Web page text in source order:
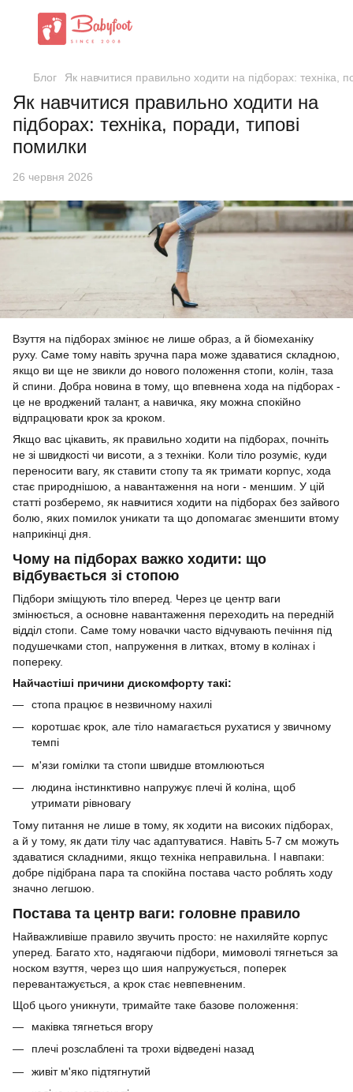
Блог Як навчитися правильно ходити на підборах: техніка,
Як навчитися правильно ходити на
підборах: техніка, поради, типові
помилки
26 червня 2026
Взуття на підборах змінює не лише образ, а й біомеханіку
руху. Саме тому навіть зручна пара може здаватися складною,
якщо ви ще не звикли до нового положення стопи, колін, таза
й спини. Добра новина в тому, що впевнена хода на підборах -
це не вроджений талант, а навичка, яку можна спокійно
відпрацювати крок за кроком.
Якщо вас цікавить, як правильно ходити на підборах, почніть
не зі швидкості чи висоти, а з техніки. Коли тіло розуміє, куди
переносити вагу, як ставити стопу та як тримати корпус, хода
стає природнішою, а навантаження на ноги - меншим. У цій
статті розберемо, як навчитися ходити на підборах без зайвого
болю, яких помилок уникати та що допомагає зменшити втому
наприкінці дня.
Чому на підборах важко ходити: що
відбувається зі стопою
Підбори зміщують тіло вперед. Через це центр ваги
змінюється, а основне навантаження переходить на передній
відділ стопи. Саме тому новачки часто відчувають печіння під
подушечками стоп, напруження в литках, втому в колінах і
попереку.
Найчастіші причини дискомфорту такі:
стопа працює в незвичному нахилі
коротшає крок, але тіло намагається рухатися у звичному
темпі
м'язи гомілки та стопи швидше втомлюються
людина інстинктивно напружує плечі й коліна, щоб
утримати рівновагу
Тому питання не лише в тому, як ходити на високих підборах,
а й у тому, як дати тілу час адаптуватися. Навіть 5-7 см можуть
здаватися складними, якщо техніка неправильна. І навпаки:
добре підібрана пара та спокійна постава часто роблять ходу
значно легшою.
Постава та центр ваги: головне правило
Найважливіше правило звучить просто: не нахиляйте корпус
уперед. Багато хто, надягаючи підбори, мимоволі тягнеться за
носком взуття, через що шия напружується, поперек
перевантажується, а крок стає невпевненим.
Щоб цього уникнути, тримайте таке базове положення:
маківка тягнеться вгору
плечі розслаблені та трохи відведені назад
живіт м'яко підтягнутий